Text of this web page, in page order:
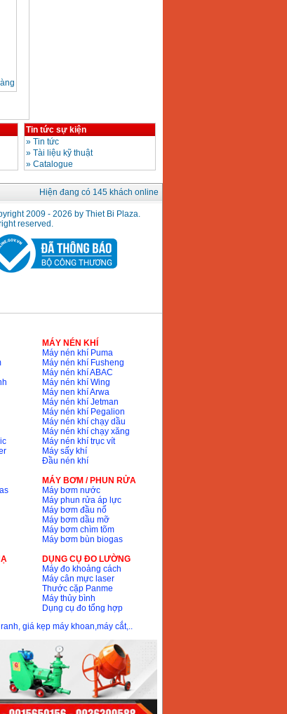
Tin tức sự kiện
» Tin tức
» Tài liệu kỹ thuật
» Catalogue
Hiện đang có 145 khách online
2009 - 2026 by Thiet Bi Plaza.
reserved.
MÁY NÉN KHÍ
Máy nén khí Puma
Máy nén khí Fusheng
Máy nén khí ABAC
Máy nén khí Wing
Máy nen khí Arwa
Máy nén khí Jetman
Máy nén khí Pegalion
Máy nén khí chạy dầu
Máy nén khí chạy xăng
Máy nén khí trục vít
Máy sấy khí
Đầu nén khí
MÁY BƠM / PHUN RỬA
Máy bơm nước
Máy phun rửa áp lực
Máy bơm đầu nổ
Máy bơm dầu mỡ
Máy bơm chìm tõm
Máy bơm bùn biogas
DỤNG CỤ ĐO LƯỜNG
Máy đo khoảng cách
Máy cân mực laser
Thước cặp Panme
Máy thủy bình
Dụng cụ đo tổng hợp
giá kẹp máy khoan,máy cắt,..